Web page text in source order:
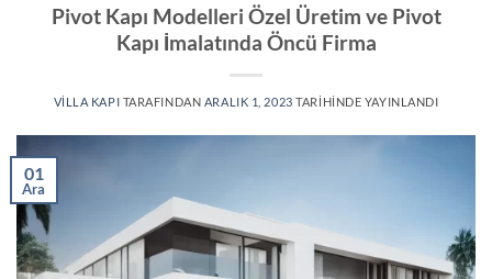
Pivot Kapı Modelleri Özel Üretim ve Pivot
Kapı İmalatında Öncü Firma
VILLA KAPI TARAFINDAN ARALIK 1, 2023 TARIHINDE YAYINLANDI
01
Ara